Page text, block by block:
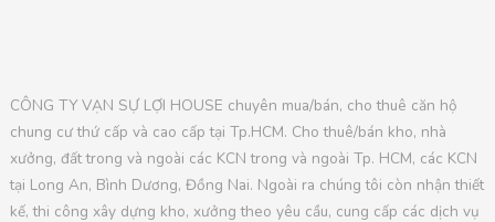
CÔNG TY VẠN SỰ LỢI HOUSE chuyên mua/bán, cho thuê căn hộ
chung cư thứ cấp và cao cấp tại Tp.HCM. Cho thuê/bán kho, nhà
xưởng, đất trong và ngoài các KCN trong và ngoài Tp. HCM, các KCN
tại Long An, Bình Dương, Đồng Nai. Ngoài ra chúng tôi còn nhận thiết
kế, thi công xây dựng kho, xưởng theo yêu cầu, cung cấp các dịch vụ